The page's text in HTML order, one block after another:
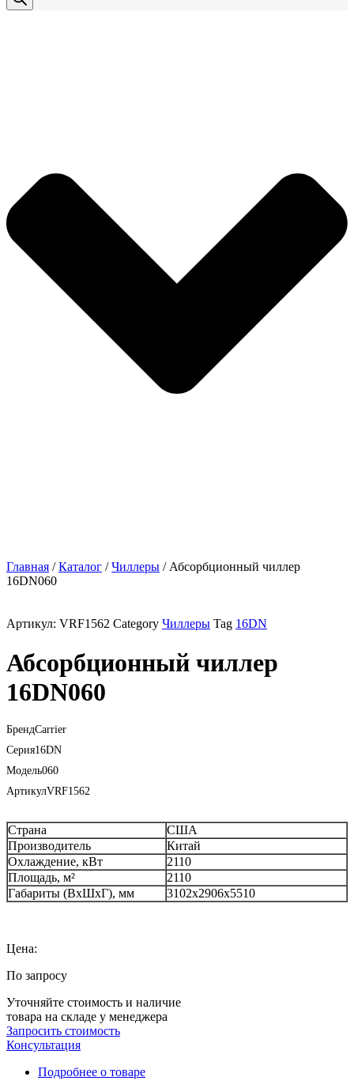
Главная /Каталог /Чиллеры / Абсорбционный чиллер
16DN060
Артикул: VRF1562 Category Чиллеры Tag 16DN
Абсорбционный чиллер
16DN060
БрендCarrier
Серия16DN
Модель060
АртикулVRF1562
Страна
США
Производитель
Китай
Охлаждение, кВт
2110
Площадь, м²
2110
Габариты (ВxШxГ), мм
3102x2906x5510
Цена:
По запросу
Уточняйте стоимость и наличие
товара на складе у менеджера
Запросить стоимость
Консультация
Подробнее о товаре